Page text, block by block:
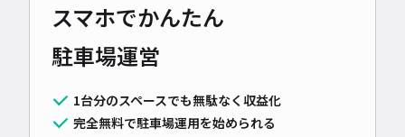
スマホでかんたん
駐車場運営
1台分のスペースでも無駄なく収益化
完全無料で駐車場運用を始められる